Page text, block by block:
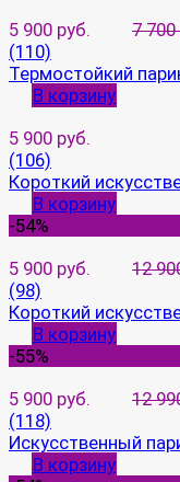
5 900 руб.
7 700
(110)
Термостойкий
В корзину
5 900 руб.
(106)
Короткий
В корзину
-54%
5 900 руб.
12
(98)
Короткий
В корзину
-55%
5 900 руб.
12
(118)
Искусственный
В корзину